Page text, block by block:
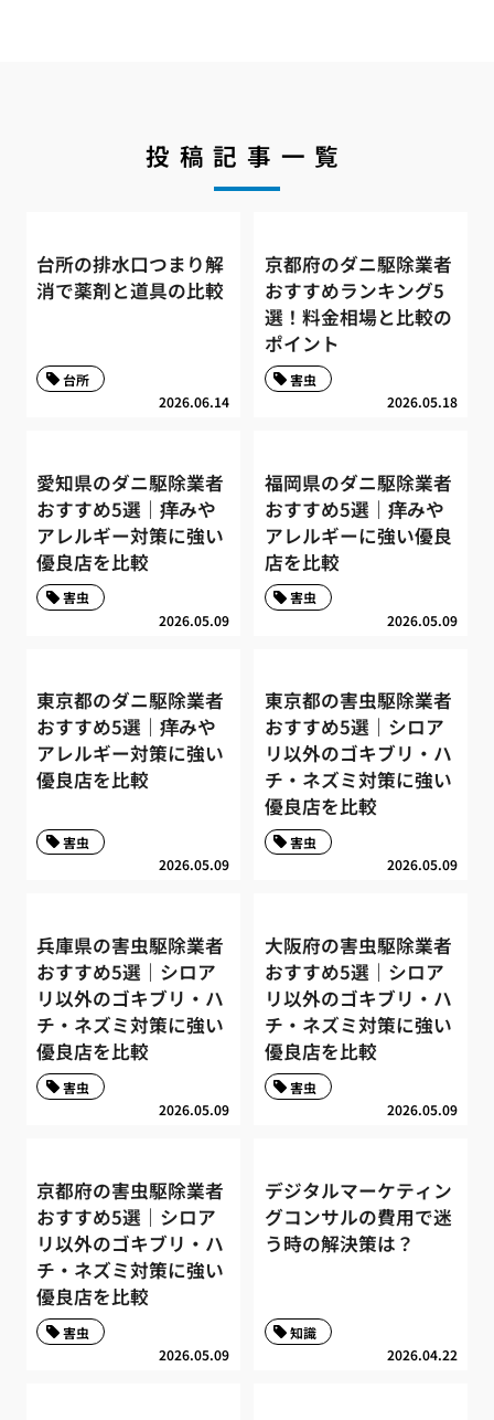
投稿記事一覧
台所の排水口つまり解
消で薬剤と道具の比較
2026.06.14
台所
京都府のダニ駆除業者
おすすめランキング5
選！料金相場と比較の
ポイント
2026.05.18
害虫
愛知県のダニ駆除業者
おすすめ5選｜痒みや
アレルギー対策に強い
優良店を比較
2026.05.09
害虫
福岡県のダニ駆除業者
おすすめ5選｜痒みや
アレルギーに強い優良
店を比較
2026.05.09
害虫
東京都のダニ駆除業者
おすすめ5選｜痒みや
アレルギー対策に強い
優良店を比較
2026.05.09
害虫
東京都の害虫駆除業者
おすすめ5選｜シロア
リ以外のゴキブリ・ハ
チ・ネズミ対策に強い
優良店を比較
2026.05.09
害虫
兵庫県の害虫駆除業者
おすすめ5選｜シロア
リ以外のゴキブリ・ハ
チ・ネズミ対策に強い
優良店を比較
2026.05.09
害虫
大阪府の害虫駆除業者
おすすめ5選｜シロア
リ以外のゴキブリ・ハ
チ・ネズミ対策に強い
優良店を比較
2026.05.09
害虫
京都府の害虫駆除業者
おすすめ5選｜シロア
リ以外のゴキブリ・ハ
チ・ネズミ対策に強い
優良店を比較
2026.05.09
害虫
デジタルマーケティン
グコンサルの費用で迷
う時の解決策は？
2026.04.22
知識